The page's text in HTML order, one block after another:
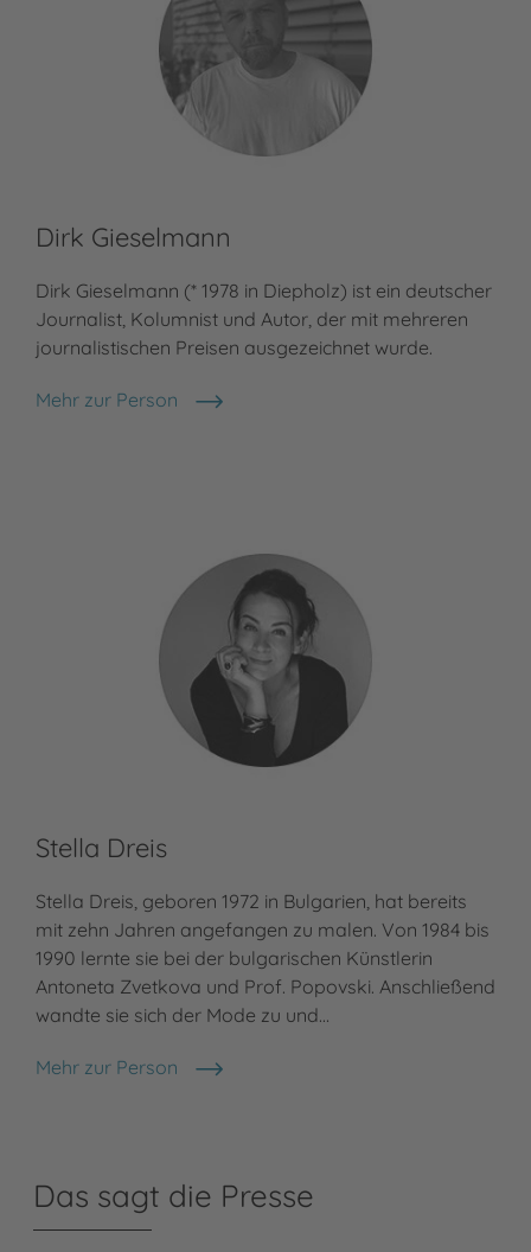
Dirk Gieselmann
Dirk Gieselmann (* 1978 in Diepholz) ist ein deutscher
Journalist, Kolumnist und Autor, der mit mehreren
journalistischen Preisen ausgezeichnet wurde.
Mehr zur Person
Dirk Gieselmann
Stella Dreis
Stella Dreis, geboren 1972 in Bulgarien, hat bereits
mit zehn Jahren angefangen zu malen. Von 1984 bis
1990 lernte sie bei der bulgarischen Künstlerin
Antoneta Zvetkova und Prof. Popovski. Anschließend
wandte sie sich der Mode zu und…
Mehr zur Person
Stella Dreis
Das sagt die Presse